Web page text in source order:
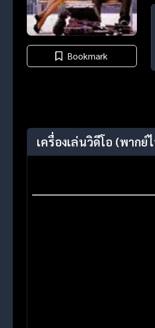
Bookmark
เครื่องเล่นวิดีโอ (พากย์